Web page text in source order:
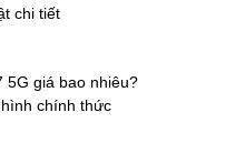
chi tiết
5G giá bao nhiêu?
chính thức